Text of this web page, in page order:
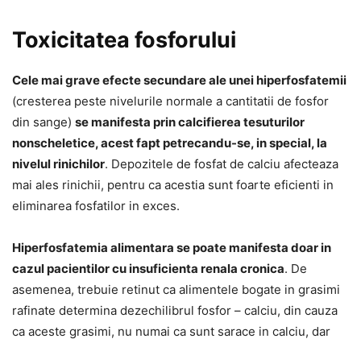
Toxicitatea fosforului
Cele mai grave efecte secundare ale unei hiperfosfatemii
(cresterea peste nivelurile normale a cantitatii de fosfor
din sange) se manifesta prin calcifierea tesuturilor
nonscheletice, acest fapt petrecandu-se, in special, la
nivelul rinichilor. Depozitele de fosfat de calciu afecteaza
mai ales rinichii, pentru ca acestia sunt foarte eficienti in
eliminarea fosfatilor in exces.
Hiperfosfatemia alimentara se poate manifesta doar in
cazul pacientilor cu insuficienta renala cronica. De
asemenea, trebuie retinut ca alimentele bogate in grasimi
rafinate determina dezechilibrul fosfor – calciu, din cauza
ca aceste grasimi, nu numai ca sunt sarace in calciu, dar